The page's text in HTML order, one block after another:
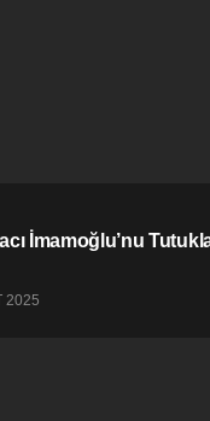
İmamoğlu’nu
2025